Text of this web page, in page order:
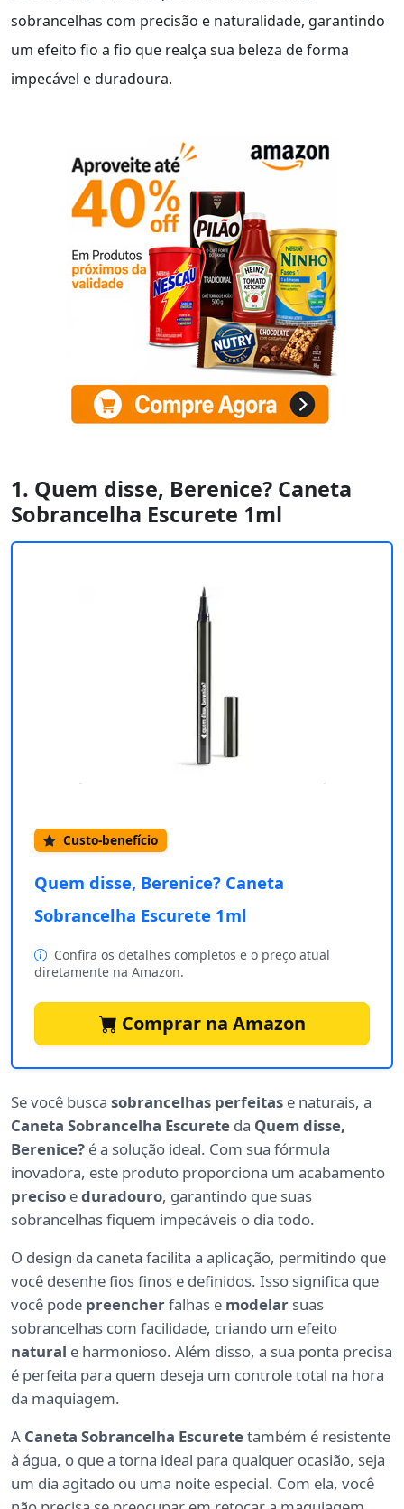
sobrancelhas com precisão e naturalidade, garantindo
um efeito fio a fio que realça sua beleza de forma
impecável e duradoura.
1. Quem disse, Berenice? Caneta
Sobrancelha Escurete 1ml
Custo-benefício
Quem disse, Berenice? Caneta
Sobrancelha Escurete 1ml
Confira os detalhes completos e o preço atual
diretamente na Amazon.
Comprar na Amazon
Se você busca sobrancelhas perfeitas e naturais, a
Caneta Sobrancelha Escurete da Quem disse,
Berenice? é a solução ideal. Com sua fórmula
inovadora, este produto proporciona um acabamento
preciso eduradouro, garantindo que suas
sobrancelhas fiquem impecáveis o dia todo.
O design da caneta facilita a aplicação, permitindo que
você desenhe fios finos e definidos. Isso significa que
você pode preencherfalhas e modelar suas
sobrancelhas com facilidade, criando um efeito
natural e harmonioso. Além disso, a sua ponta precisa
é perfeita para quem deseja um controle total na hora
da maquiagem.
A Caneta Sobrancelha Escuretetambém é resistente
à água, o que a torna ideal para qualquer ocasião, seja
um dia agitado ou uma noite especial. Com ela, você